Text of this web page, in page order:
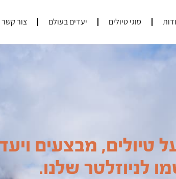
סוגי טיולים יעדים בעולם צור קשר
טיולים, מבצעים
לניוזלטר שלנו.